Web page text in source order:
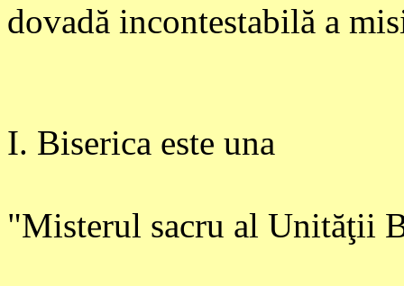
dovadă incontestabilă a
I. Biserica este una
"Misterul sacru al Unităţii